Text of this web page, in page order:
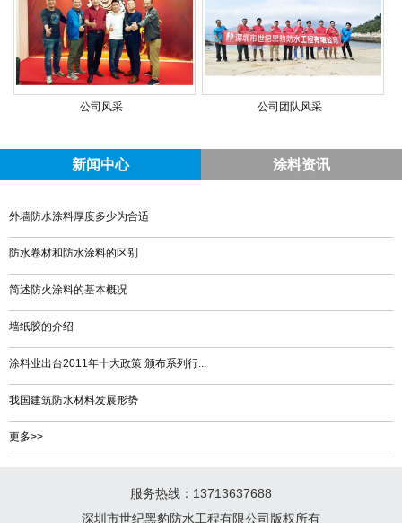
公司风采 公司团队风采
新闻中心 涂料资讯
外墙防水涂料厚度多少为合适
防水卷材和防水涂料的区别
简述防火涂料的基本概况
墙纸胶的介绍
涂料业出台2011年十大政策 颁布系列行...
我国建筑防水材料发展形势
更多>>
服务热线：13713637688
深圳市世纪黑豹防水工程有限公司版权所有